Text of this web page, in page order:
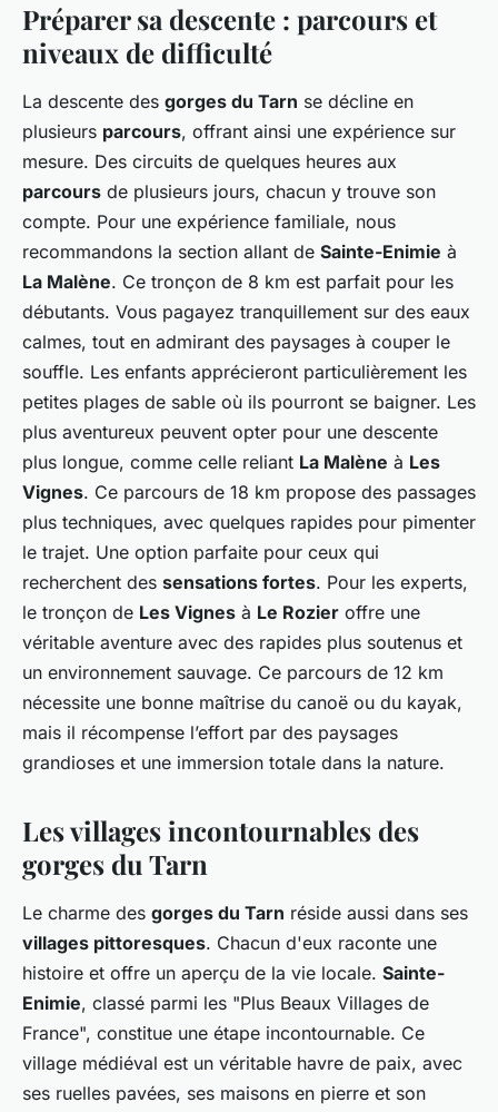
Préparer sa descente : parcours et
niveaux de difficulté
La descente des gorges du Tarn se décline en
plusieurs parcours, offrant ainsi une expérience sur
mesure. Des circuits de quelques heures aux
parcours de plusieurs jours, chacun y trouve son
compte. Pour une expérience familiale, nous
recommandons la section allant de Sainte-Enimie à
La Malène. Ce tronçon de 8 km est parfait pour les
débutants. Vous pagayez tranquillement sur des eaux
calmes, tout en admirant des paysages à couper le
souffle. Les enfants apprécieront particulièrement les
petites plages de sable où ils pourront se baigner. Les
plus aventureux peuvent opter pour une descente
plus longue, comme celle reliant La Malène à Les
Vignes. Ce parcours de 18 km propose des passages
plus techniques, avec quelques rapides pour pimenter
le trajet. Une option parfaite pour ceux qui
recherchent des sensations fortes. Pour les experts,
le tronçon de Les Vignes à Le Rozier offre une
véritable aventure avec des rapides plus soutenus et
un environnement sauvage. Ce parcours de 12 km
nécessite une bonne maîtrise du canoë ou du kayak,
mais il récompense l’effort par des paysages
grandioses et une immersion totale dans la nature.
Les villages incontournables des
gorges du Tarn
Le charme des gorges du Tarn réside aussi dans ses
villages pittoresques. Chacun d'eux raconte une
histoire et offre un aperçu de la vie locale. Sainte-
Enimie, classé parmi les "Plus Beaux Villages de
France", constitue une étape incontournable. Ce
village médiéval est un véritable havre de paix, avec
ses ruelles pavées, ses maisons en pierre et son